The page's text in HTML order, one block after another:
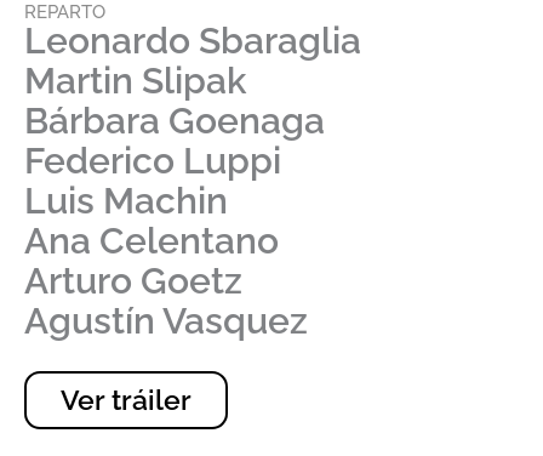
REPARTO
Leonardo Sbaraglia
Martin Slipak
Bárbara Goenaga
Federico Luppi
Luis Machin
Ana Celentano
Arturo Goetz
Agustín Vasquez
Ver tráiler